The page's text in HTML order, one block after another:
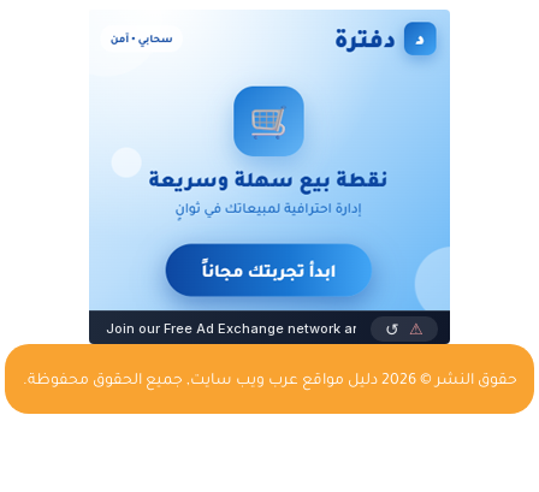
حقوق النشر © 2026 دليل مواقع عرب ويب سايت, جميع الحقوق محفوظة.